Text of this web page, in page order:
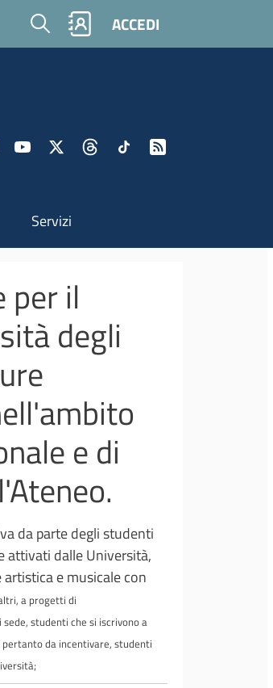
Cerca ACCEDI
Servizi
per il
degli
e di
da parte degli studenti
attivati dalle Università,
e musicale con
a progetti di
studenti che si iscrivono a
da incentivare, studenti